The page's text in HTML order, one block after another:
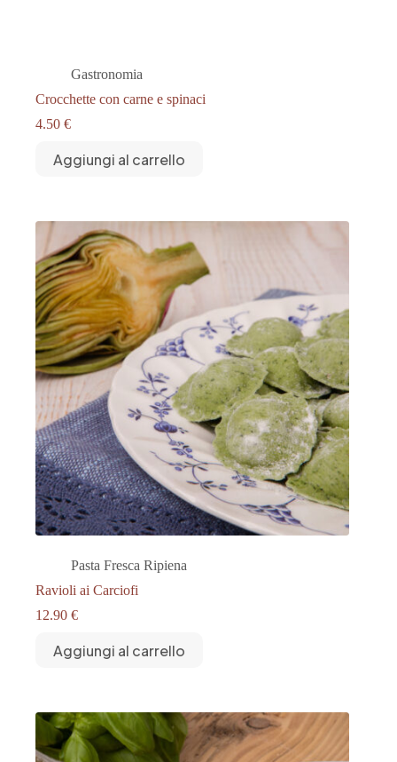
Gastronomia
Crocchette con carne e spinaci
4.50 €
Aggiungi al carrello
Pasta Fresca Ripiena
Ravioli ai Carciofi
12.90 €
Aggiungi al carrello